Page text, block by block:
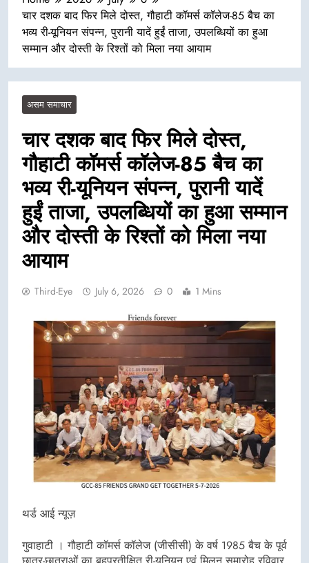
चार दशक बाद फिर मिले दोस्त, गौहाटी कॉमर्स कॉलेज-85 बैच का
भव्य री-यूनियन संपन्न, पुरानी यादें हुईं ताजा, उपलब्धियों का हुआ
सम्मान और दोस्ती के रिश्तों को मिला नया आयाम
असम समाचार
चार दशक बाद फिर मिले दोस्त,
गौहाटी कॉमर्स कॉलेज-85 बैच का
भव्य री-यूनियन संपन्न, पुरानी यादें
हुईं ताजा, उपलब्धियों का हुआ सम्मान
और दोस्ती के रिश्तों को मिला नया
आयाम
Third-Eye July 6, 2026 0 1 Mins
थर्ड आई न्यूज़
गुवाहाटी । गौहाटी कॉमर्स कॉलेज (जीसीसी) के वर्ष 1985 बैच के पूर्व